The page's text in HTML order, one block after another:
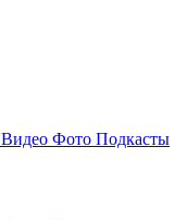
Видео Фото Подкасты